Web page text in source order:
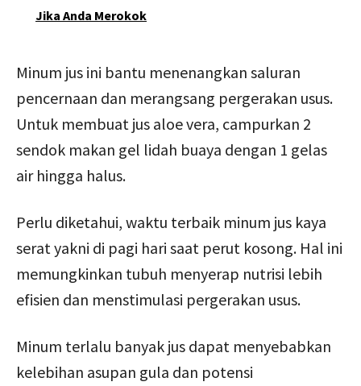
Jika Anda Merokok
Minum jus ini bantu menenangkan saluran
pencernaan dan merangsang pergerakan usus.
Untuk membuat jus aloe vera, campurkan 2
sendok makan gel lidah buaya dengan 1 gelas
air hingga halus.
Perlu diketahui, waktu terbaik minum jus kaya
serat yakni di pagi hari saat perut kosong. Hal ini
memungkinkan tubuh menyerap nutrisi lebih
efisien dan menstimulasi pergerakan usus.
Minum terlalu banyak jus dapat menyebabkan
kelebihan asupan gula dan potensi